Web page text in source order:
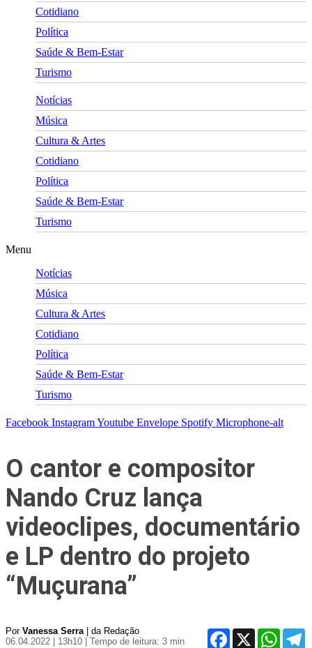
Cotidiano
Política
Saúde & Bem-Estar
Turismo
Notícias
Música
Cultura & Artes
Cotidiano
Política
Saúde & Bem-Estar
Turismo
Menu
Notícias
Música
Cultura & Artes
Cotidiano
Política
Saúde & Bem-Estar
Turismo
Facebook InstagramYoutube Envelope Spotify Microphone-alt
O cantor e compositor
Nando Cruz lança
videoclipes, documentário
e LP dentro do projeto
“Muçurana”
Por Vanessa Serra| da Redação
06.04.2022 | 13h10
| Tempo de leitura: 3 min
Facebook
X